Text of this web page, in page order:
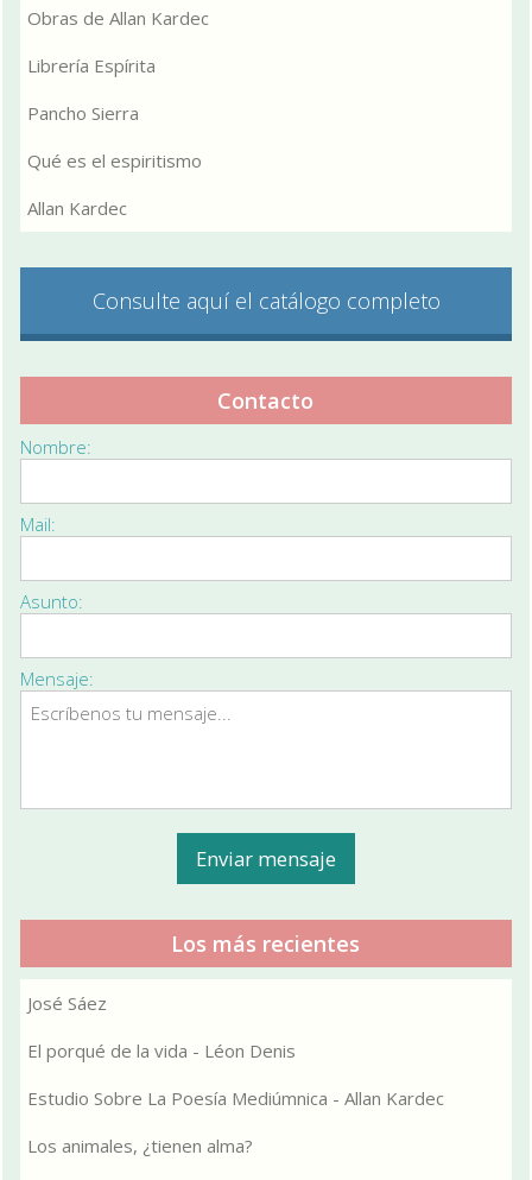
Obras de Allan Kardec
Librería Espírita
Pancho Sierra
Qué es el espiritismo
Allan Kardec
Consulte aquí el catálogo completo
Contacto
Nombre:
Mail:
Asunto:
Mensaje:
Los más recientes
José Sáez
El porqué de la vida - Léon Denis
Estudio Sobre La Poesía Mediúmnica - Allan Kardec
Los animales, ¿tienen alma?